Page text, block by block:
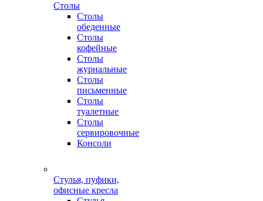
Столы
Столы
обеденные
Столы
кофейные
Столы
журнальные
Столы
письменные
Столы
туалетные
Столы
сервировочные
Консоли
Стулья, пуфики,
офисные кресла